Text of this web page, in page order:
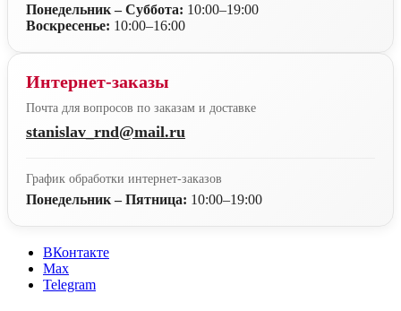
Понедельник – Суббота: 10:00–19:00
Воскресенье: 10:00–16:00
Интернет-заказы
Почта для вопросов по заказам и доставке
stanislav_rnd@mail.ru
График обработки интернет-заказов
Понедельник – Пятница: 10:00–19:00
ВКонтакте
Max
Telegram